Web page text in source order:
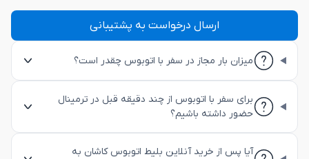
ارسال درخواست به پشتیبانی
میزان بار مجاز در سفر با اتوبوس چقدر است؟
برای سفر با اتوبوس از چند دقیقه قبل در ترمینال
حضور داشته باشیم؟
آیا پس از خرید آنلاین بلیط اتوبوس کاشان به